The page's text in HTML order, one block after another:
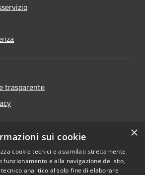
trasparente
×
sui cookie
cookie tecnici e assimilati strettamente
funzionamento e alla navigazione del sito,
analitico al solo fine di elaborare